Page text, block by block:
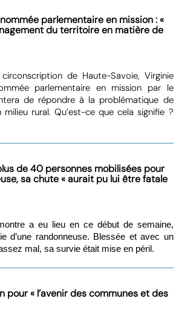
parlementaire en mission : «
du territoire en matière de
de Haute-Savoie, Virginie
parlementaire en mission par le
de répondre à la problématique de
milieu rural. Qu’est-ce que cela signifie ?
de 40 personnes mobilisées pour
sa chute « aurait pu lui être fatale
a eu lieu en ce début de semaine,
d’une randonneuse. Blessée et avec un
mal, sa survie était mise en péril.
pour « l’avenir des communes et des